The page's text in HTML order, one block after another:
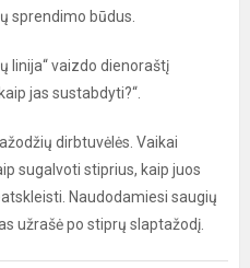
sprendimo būdus.
linija“ vaizdo dienoraštį
jas sustabdyti?“.
dirbtuvėlės. Vaikai
sugalvoti stiprius, kaip juos
Naudodamiesi saugių
užrašė po stiprų slaptažodį.